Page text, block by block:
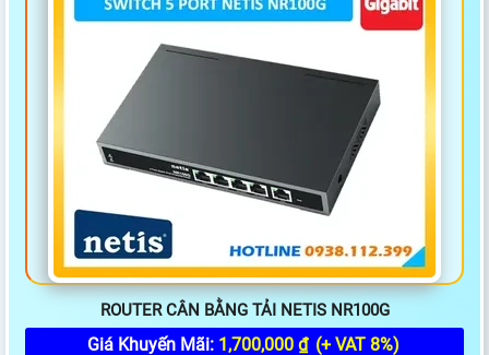
ROUTER CÂN BẰNG TẢI NETIS NR100G
Giá Khuyến Mãi: 1,700,000 ₫ (+ VAT 8%)